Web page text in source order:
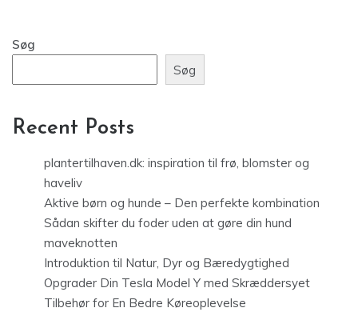
Søg
Søg
Recent Posts
plantertilhaven.dk: inspiration til frø, blomster og
haveliv
Aktive børn og hunde – Den perfekte kombination
Sådan skifter du foder uden at gøre din hund
maveknotten
Introduktion til Natur, Dyr og Bæredygtighed
Opgrader Din Tesla Model Y med Skræddersyet
Tilbehør for En Bedre Køreoplevelse